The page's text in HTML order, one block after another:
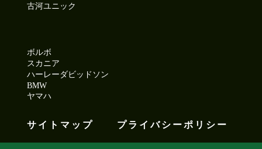
古河ユニック
ボルボ
スカニア
ハーレーダビッドソン
BMW
ヤマハ
サイトマップ プライバシーポリシー